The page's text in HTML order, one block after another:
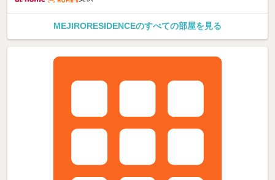
MEJIRORESIDENCEのすべての部屋を見る